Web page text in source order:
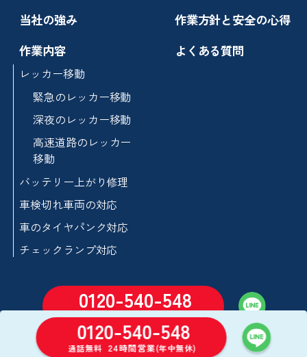
0120-540-548
通話無料 24時間営業(年中無休)
当社の強み
作業内容
レッカー移動
緊急のレッカー移動
深夜のレッカー移動
高速道路のレッカー
移動
バッテリー上がり修理
車検切れ車両の対応
車のタイヤパンク対応
チェックランプ対応
作業方針と安全の心得
よくある質問
0120-540-548
通話無料 24時間営業(年中無休)
©2026 セーフティロードサービス